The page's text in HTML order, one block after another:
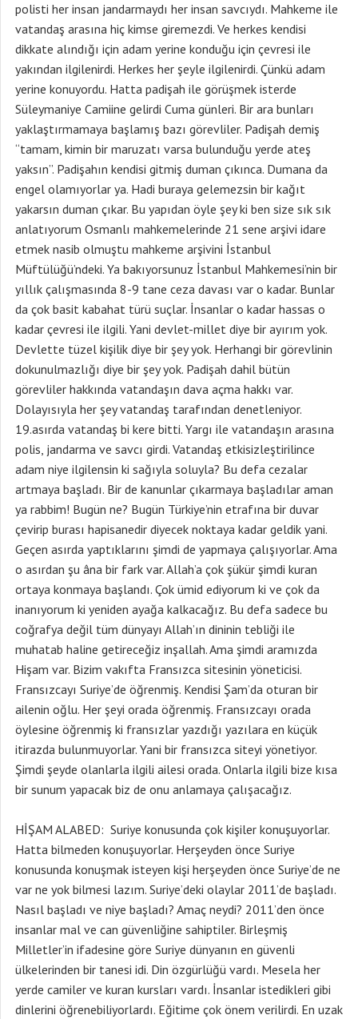
polisti her insan jandarmaydı her insan savcıydı. Mahkeme ile
vatandaş arasına hiç kimse giremezdi. Ve herkes kendisi
dikkate alındığı için adam yerine konduğu için çevresi ile
yakından ilgilenirdi. Herkes her şeyle ilgilenirdi. Çünkü adam
yerine konuyordu. Hatta padişah ile görüşmek isterde
Süleymaniye Camiine gelirdi Cuma günleri. Bir ara bunları
yaklaştırmamaya başlamış bazı görevliler. Padişah demiş
“tamam, kimin bir maruzatı varsa bulunduğu yerde ateş
yaksın”. Padişahın kendisi gitmiş duman çıkınca. Dumana da
engel olamıyorlar ya. Hadi buraya gelemezsin bir kağıt
yakarsın duman çıkar. Bu yapıdan öyle şey ki ben size sık sık
anlatıyorum Osmanlı mahkemelerinde 21 sene arşivi idare
etmek nasib olmuştu mahkeme arşivini İstanbul
Müftülüğü’ndeki. Ya bakıyorsunuz İstanbul Mahkemesi’nin bir
yıllık çalışmasında 8-9 tane ceza davası var o kadar. Bunlar
da çok basit kabahat türü suçlar. İnsanlar o kadar hassas o
kadar çevresi ile ilgili. Yani devlet-millet diye bir ayırım yok.
Devlette tüzel kişilik diye bir şey yok. Herhangi bir görevlinin
dokunulmazlığı diye bir şey yok. Padişah dahil bütün
görevliler hakkında vatandaşın dava açma hakkı var.
Dolayısıyla her şey vatandaş tarafından denetleniyor.
19.asırda vatandaş bi kere bitti. Yargı ile vatandaşın arasına
polis, jandarma ve savcı girdi. Vatandaş etkisizleştirilince
adam niye ilgilensin ki sağıyla soluyla? Bu defa cezalar
artmaya başladı. Bir de kanunlar çıkarmaya başladılar aman
ya rabbim! Bugün ne? Bugün Türkiye’nin etrafına bir duvar
çevirip burası hapisanedir diyecek noktaya kadar geldik yani.
Geçen asırda yaptıklarını şimdi de yapmaya çalışıyorlar. Ama
o asırdan şu âna bir fark var. Allah’a çok şükür şimdi kuran
ortaya konmaya başlandı. Çok ümid ediyorum ki ve çok da
inanıyorum ki yeniden ayağa kalkacağız. Bu defa sadece bu
coğrafya değil tüm dünyayı Allah’ın dininin tebliği ile
muhatab haline getireceğiz inşallah. Ama şimdi aramızda
Hişam var. Bizim vakıfta Fransızca sitesinin yöneticisi.
Fransızcayı Suriye’de öğrenmiş. Kendisi Şam’da oturan bir
ailenin oğlu. Her şeyi orada öğrenmiş. Fransızcayı orada
öylesine öğrenmiş ki fransızlar yazdığı yazılara en küçük
itirazda bulunmuyorlar. Yani bir fransızca siteyi yönetiyor.
Şimdi şeyde olanlarla ilgili ailesi orada. Onlarla ilgili bize kısa
bir sunum yapacak biz de onu anlamaya çalışacağız.
HİŞAM ALABED: Suriye konusunda çok kişiler konuşuyorlar.
Hatta bilmeden konuşuyorlar. Herşeyden önce Suriye
konusunda konuşmak isteyen kişi herşeyden önce Suriye’de ne
var ne yok bilmesi lazım. Suriye’deki olaylar 2011’de başladı.
Nasıl başladı ve niye başladı? Amaç neydi? 2011’den önce
insanlar mal ve can güvenliğine sahiptiler. Birleşmiş
Milletler’in ifadesine göre Suriye dünyanın en güvenli
ülkelerinden bir tanesi idi. Din özgürlüğü vardı. Mesela her
yerde camiler ve kuran kursları vardı. İnsanlar istedikleri gibi
dinlerini öğrenebiliyorlardı. Eğitime çok önem verilirdi. En uzak